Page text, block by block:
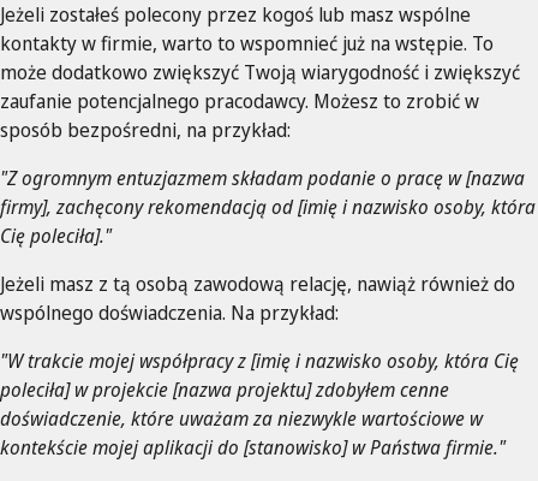
Jeżeli zostałeś polecony przez kogoś lub masz wspólne
kontakty w firmie, warto to wspomnieć już na wstępie. To
może dodatkowo zwiększyć Twoją wiarygodność i zwiększyć
zaufanie potencjalnego pracodawcy. Możesz to zrobić w
sposób bezpośredni, na przykład:
"Z ogromnym entuzjazmem składam podanie o pracę w [nazwa
firmy], zachęcony rekomendacją od [imię i nazwisko osoby, która
Cię poleciła]."
Jeżeli masz z tą osobą zawodową relację, nawiąż również do
wspólnego doświadczenia. Na przykład:
"W trakcie mojej współpracy z [imię i nazwisko osoby, która Cię
poleciła] w projekcie [nazwa projektu] zdobyłem cenne
doświadczenie, które uważam za niezwykle wartościowe w
kontekście mojej aplikacji do [stanowisko] w Państwa firmie."